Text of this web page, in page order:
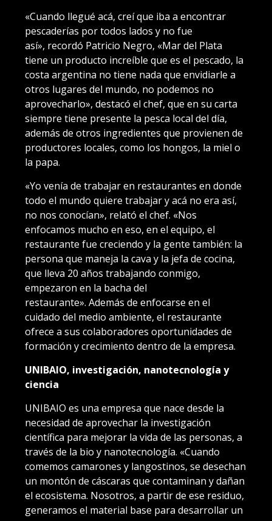
«Cuando llegué acá, creí que iba a encontrar
pescaderías por todos lados y no fue
así», recordó Patricio Negro, «Mar del Plata
tiene un producto increíble que es el pescado, la
costa argentina no tiene nada que envidiarle a
otros lugares del mundo, no podemos no
aprovecharlo», destacó el chef, que en su carta
siempre tiene presente la pesca local del día,
además de otros ingredientes que provienen de
productores locales, como los hongos, la miel o
la papa.
«Yo venía de trabajar en restaurantes en donde
todo el mundo quiere trabajar y acá no era así,
no nos conocían», relató el chef. «Nos
enfocamos mucho en eso, en el equipo, el
restaurante fue creciendo y la gente también: la
persona que maneja la cava y la jefa de cocina,
que lleva 20 años trabajando conmigo,
empezaron en la bacha del
restaurante». Además de enfocarse en el
cuidado del medio ambiente, el restaurante
ofrece a sus colaboradores oportunidades de
formación y crecimiento dentro de la empresa.
UNIBAIO, investigación, nanotecnología y
ciencia
UNIBAIO es una empresa que nace desde la
necesidad de aprovechar la investigación
científica para mejorar la vida de las personas, a
través de la bio y nanotecnología. «Cuando
comemos camarones y langostinos, se desechan
un montón de cáscaras que contaminan y dañan
el ecosistema. Nosotros, a partir de ese residuo,
generamos el material base para desarrollar un